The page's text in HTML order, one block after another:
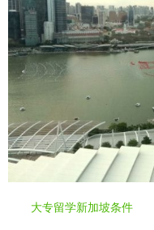
大专留学新加坡条件